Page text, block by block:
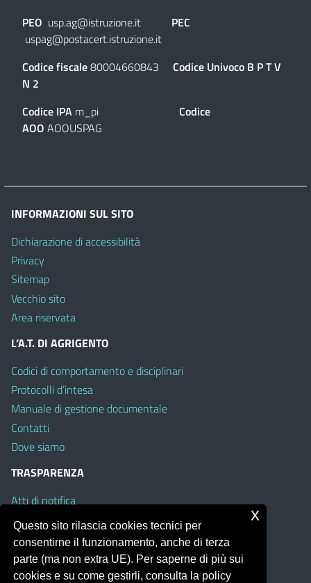
PEO usp.ag@istruzione.it
PEC
uspag@postacert.istruzione.it
Codice fiscale80004660843 Codice Univoco B P T V
N 2
Codice IPA m_pi Codice
AOO AOOUSPAG
INFORMAZIONI SUL SITO
Dichiarazione di accessibilità
Privacy
Sitemap
Vecchio sito
Area riservata
L’A.T. DI AGRIGENTO
Codici di comportamento e disciplinari
Protocolli d’intesa
Manuale di gestione documentale
Contatti
Dove siamo
TRASPARENZA
Atti di notifica
Albo on line
Amministrazione Trasparente
Obiettivi di Accessibilità
Questo sito rilascia cookies tecnici per
consentirne il funzionamento, anche di terza
parte (ma non extra UE). Per saperne di più sui
cookies e su come gestirli, consulta la policy
x